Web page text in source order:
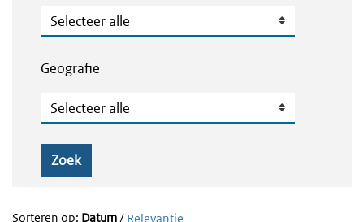
Publicatietype
Geografie
Geografie
Zoek
Sorteren op: Datum/ Relevantie